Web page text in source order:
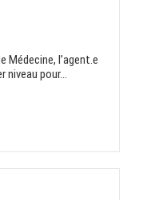
Médecine, l’agent.e
niveau pour...